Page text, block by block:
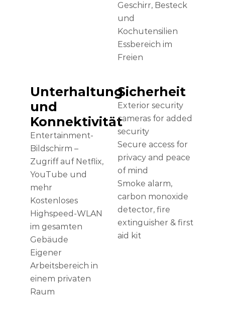
Geschirr, Besteck
und
Kochutensilien
Essbereich im
Freien
Unterhaltung
und
Konnektivität
Entertainment-
Bildschirm –
Zugriff auf Netflix,
YouTube und
mehr
Kostenloses
Highspeed-WLAN
im gesamten
Gebäude
Eigener
Arbeitsbereich in
einem privaten
Raum
Sicherheit
Exterior security
cameras for added
security
Secure access for
privacy and peace
of mind
Smoke alarm,
carbon monoxide
detector, fire
extinguisher & first
aid kit